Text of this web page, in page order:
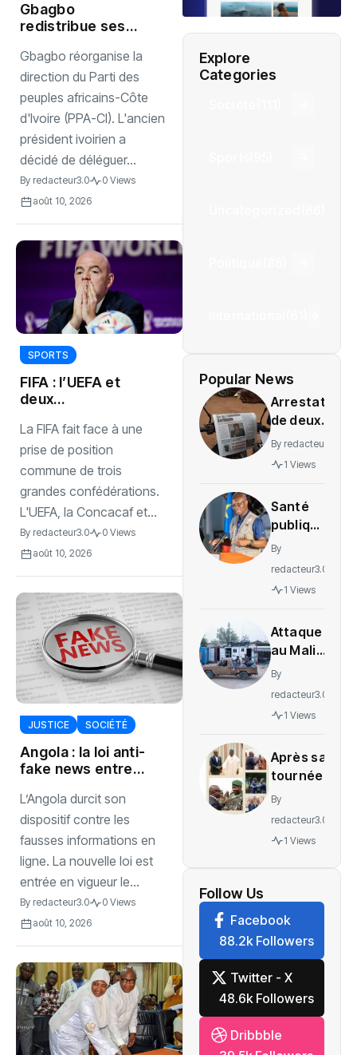
Gbagbo
redistribue ses
CI
Gbagbo réorganise la
direction du Parti des
peuples africains-Côte
d'Ivoire (PPA-CI). L'ancien
président ivoirien a
décidé de déléguer...
By redacteur3.0
0 Views
août 10, 2026
SPORTS
FIFA : l’UEFA et
deux
montent au
créneau
La FIFA fait face à une
prise de position
commune de trois
grandes confédérations.
L'UEFA, la Concacaf et...
By redacteur3.0
0 Views
août 10, 2026
JUSTICE SOCIÉTÉ
Angola : la loi anti-
fake news entre
L’Angola durcit son
dispositif contre les
fausses informations en
ligne. La nouvelle loi est
entrée en vigueur le...
By redacteur3.0
0 Views
août 10, 2026
Explore
Categories
Popular News
Arrestation
de deux
journalistes
au Mali
indignation
By redacteur3.0
1 Views
Santé
publique
: La RDC
des
Ituri
By
redacteur3.0
1 Views
Attaque
au Mali :
L’ONU
enquête
soldats
tués
By
redacteur3.0
1 Views
Après sa
tournée
régionale,
de
By
redacteur3.0
1 Views
Follow Us
Facebook
88.2k Followers
Twitter - X
48.6k Followers
Dribbble